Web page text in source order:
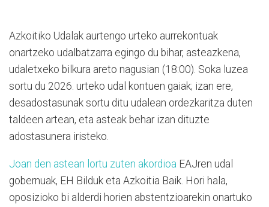
Azkoitiko Udalak aurtengo urteko aurrekontuak
onartzeko udalbatzarra egingo du bihar, asteazkena,
udaletxeko bilkura areto nagusian (18:00). Soka luzea
sortu du 2026. urteko udal kontuen gaiak; izan ere,
desadostasunak sortu ditu udalean ordezkaritza duten
taldeen artean, eta asteak behar izan dituzte
adostasunera iristeko.
Joan den astean lortu zuten akordioa EAJren udal
gobernuak, EH Bilduk eta Azkoitia Baik. Hori hala,
oposizioko bi alderdi horien abstentzioarekin onartuko